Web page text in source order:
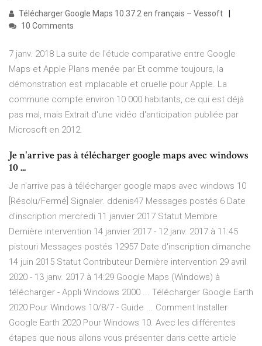
Télécharger Google Maps 10.37.2 en français – Vessoft
10 Comments
7 janv. 2018 La suite de l'étude comparative entre Google
Maps et Apple Plans menée par Et comme toujours, la
démonstration est implacable et cruelle pour Apple. La
commune compte environ 10 000 habitants, ce qui est déjà
pas mal, mais Extrait d'une vidéo d'anticipation publiée par
Microsoft en 2012.
Je n'arrive pas à télécharger google maps avec windows
10 ...
Je n'arrive pas à télécharger google maps avec windows 10
[Résolu/Fermé] Signaler. ddenis47 Messages postés 6 Date
d'inscription mercredi 11 janvier 2017 Statut Membre
Dernière intervention 14 janvier 2017 - 12 janv. 2017 à 11:45
pistouri Messages postés 12957 Date d'inscription dimanche
14 juin 2015 Statut Contributeur Dernière intervention 29 avril
2020 - 13 janv. 2017 à 14:29 Google Maps (Windows) à
télécharger - Appli Windows 2000 ... Télécharger Google Earth
2020 Pour Windows 10/8/7 - Guide ... Comment Installer
Google Earth 2020 Pour Windows 10. Avec les différentes
étapes que nous allons vous présenter dans cette article